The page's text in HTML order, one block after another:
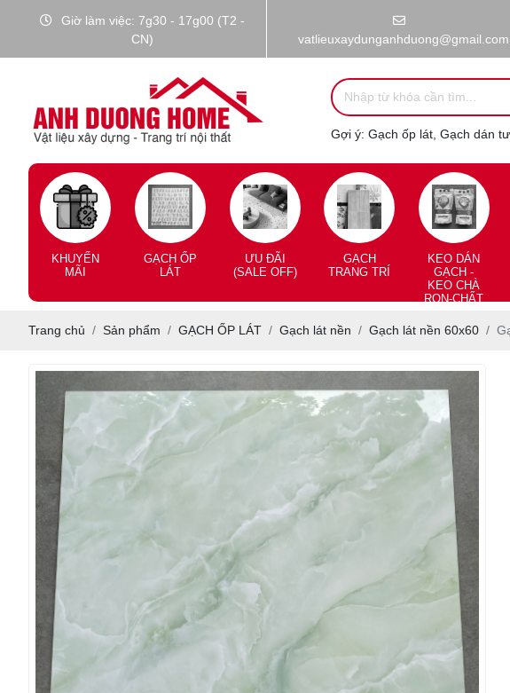
Giờ làm việc: 7g30 - 17g00 (T2 -
CN)
vatlieuxaydunganhduong@gmail.com
Gợi ý: Gạch ốp lát, Gạch dán
KHUYẾN
MÃI
GẠCH ỐP
LÁT
ƯU ĐÃI
(SALE OFF)
GẠCH
TRANG TRÍ
KEO DÁN
GẠCH -
KEO CHÀ
RON-CHẤT
THẤM
Trang chủ Sản phẩm GẠCH ỐP LÁT Gạch lát nền Gạch lát nền 60x60